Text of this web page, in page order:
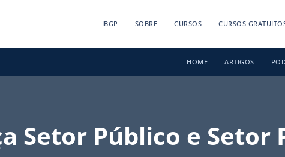
IBGP SOBRE CURSOS CURSOS
HOME ARTIGOS
Setor Público e Setor